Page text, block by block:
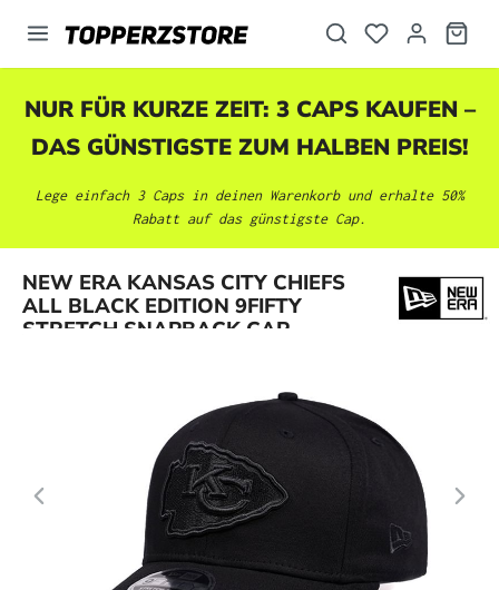
springen
NUR FÜR KURZE ZEIT: 3 CAPS KAUFEN –
DAS GÜNSTIGSTE ZUM HALBEN PREIS!
Lege einfach 3 Caps in deinen Warenkorb und erhalte 50%
Rabatt auf das günstigste Cap.
NEW ERA KANSAS CITY CHIEFS
ALL BLACK EDITION 9FIFTY
STRETCH SNAPBACK CAP
Bildergalerie überspringen